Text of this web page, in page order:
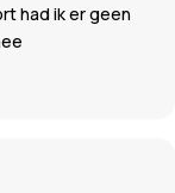
had ik er geen